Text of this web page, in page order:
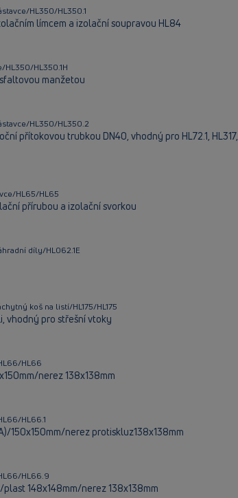
HL350/HL350.1
límcem a izolační soupravou HL84
HL350.1H
manžetou
HL350/HL350.2
přítokovou trubkou DN40, vhodný pro HL72.1, HL317,
HL65/HL65
přírubou a izolační svorkou
díly/HL062.1E
koš na listí/HL175/HL175
vhodný pro střešní vtoky
HL66
nerez 138x138mm
HL66.1
150x150mm/nerez protiskluz138x138mm
HL66.9
148x148mm/nerez 138x138mm